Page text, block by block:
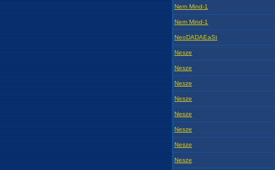
Nem Mind-1
Nem Mind-1
NeoDADAEaSt
Nesze
Nesze
Nesze
Nesze
Nesze
Nesze
Nesze
Nesze